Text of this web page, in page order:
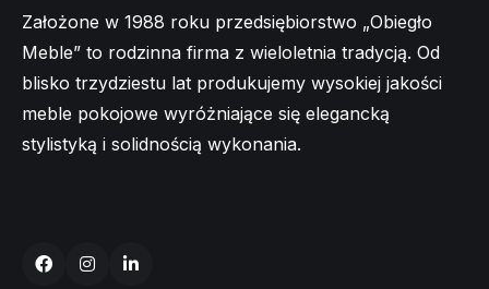
Założone w 1988 roku przedsiębiorstwo „Obiegło
Meble” to rodzinna firma z wieloletnia tradycją. Od
blisko trzydziestu lat produkujemy wysokiej jakości
meble pokojowe wyróżniające się elegancką
stylistyką i solidnością wykonania.